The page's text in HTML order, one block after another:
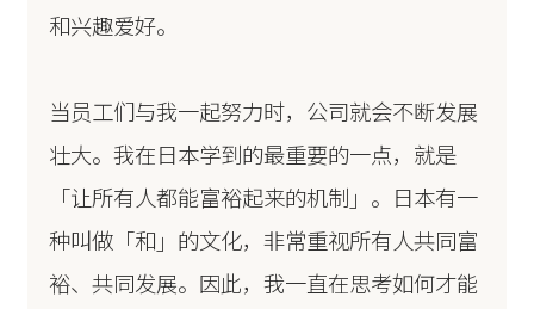
和兴趣爱好。
当员工们与我一起努力时，公司就会不断发展
壮大。我在日本学到的最重要的一点，就是
「让所有人都能富裕起来的机制」。日本有一
种叫做「和」的文化，非常重视所有人共同富
裕、共同发展。因此，我一直在思考如何才能